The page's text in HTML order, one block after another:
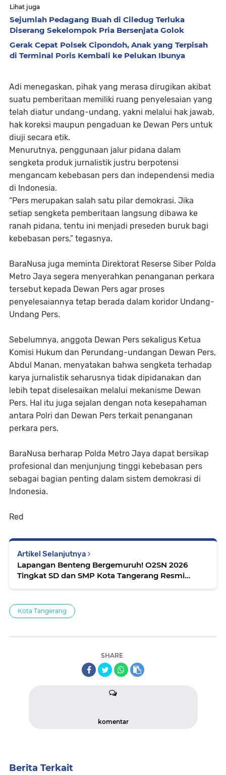
Lihat juga
Sejumlah Pedagang Buah di Ciledug Terluka
Diserang Sekelompok Pria Bersenjata Golok
Gerak Cepat Polsek Cipondoh, Anak yang Terpisah
di Terminal Poris Kembali ke Pelukan Ibunya
Adi menegaskan, pihak yang merasa dirugikan akibat
suatu pemberitaan memiliki ruang penyelesaian yang
telah diatur undang-undang, yakni melalui hak jawab,
hak koreksi maupun pengaduan ke Dewan Pers untuk
diuji secara etik.
Menurutnya, penggunaan jalur pidana dalam
sengketa produk jurnalistik justru berpotensi
mengancam kebebasan pers dan independensi media
di Indonesia.
“Pers merupakan salah satu pilar demokrasi. Jika
setiap sengketa pemberitaan langsung dibawa ke
ranah pidana, tentu ini menjadi preseden buruk bagi
kebebasan pers,” tegasnya.
BaraNusa juga meminta Direktorat Reserse Siber Polda
Metro Jaya segera menyerahkan penanganan perkara
tersebut kepada Dewan Pers agar proses
penyelesaiannya tetap berada dalam koridor Undang-
Undang Pers.
Sebelumnya, anggota Dewan Pers sekaligus Ketua
Komisi Hukum dan Perundang-undangan Dewan Pers,
Abdul Manan, menyatakan bahwa sengketa terhadap
karya jurnalistik seharusnya tidak dipidanakan dan
lebih tepat diselesaikan melalui mekanisme Dewan
Pers. Hal itu juga sejalan dengan nota kesepahaman
antara Polri dan Dewan Pers terkait penanganan
perkara pers.
BaraNusa berharap Polda Metro Jaya dapat bersikap
profesional dan menjunjung tinggi kebebasan pers
sebagai bagian penting dalam sistem demokrasi di
Indonesia.
Red
Artikel Selanjutnya
Lapangan Benteng Bergemuruh! O2SN 2026
Tingkat SD dan SMP Kota Tangerang Resmi
Kota Tangerang
SHARE
komentar
Berita Terkait